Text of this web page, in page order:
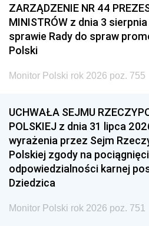
2011 2010
2008 2007
2005
1996 1995
1993 1992
1990 1989
1987 1986
ZARZĄDZENIE NR 44
MINISTRÓW z dnia 3
sprawie Rady do spraw
Polski
Monitor Polski rok 2026 poz. 755
UCHWAŁA SEJMU
POLSKIEJ z dnia 31 lipca
wyrażenia przez Sejm
Polskiej zgody na
odpowiedzialności karnej
Dziedzica
Monitor Polski rok 2026 poz. 751